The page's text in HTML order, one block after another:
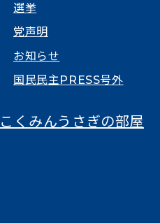
選挙
党声明
お知らせ
国民民主PRESS号外
こくみんうさぎの部屋